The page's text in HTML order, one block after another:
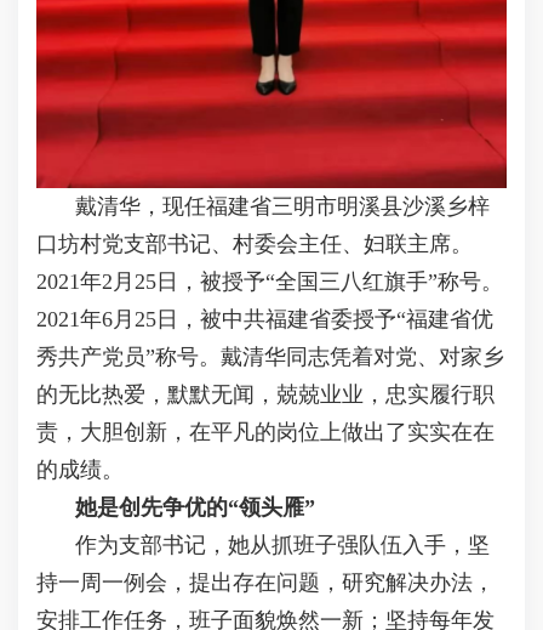
戴清华，现任福建省三明市明溪县沙溪乡梓
口坊村党支部书记、村委会主任、妇联主席。
2021年2月25日，被授予“全国三八红旗手”称号。
2021年6月25日，被中共福建省委授予“福建省优
秀共产党员”称号。戴清华同志凭着对党、对家乡
的无比热爱，默默无闻，兢兢业业，忠实履行职
责，大胆创新，在平凡的岗位上做出了实实在在
的成绩。
她是创先争优的“领头雁”
作为支部书记，她从抓班子强队伍入手，坚
持一周一例会，提出存在问题，研究解决办法，
安排工作任务，班子面貌焕然一新；坚持每年发